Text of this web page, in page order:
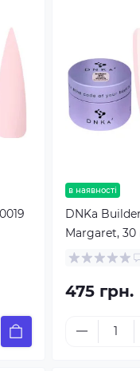
в наявності
DNKa
Margaret, 30
475 грн.